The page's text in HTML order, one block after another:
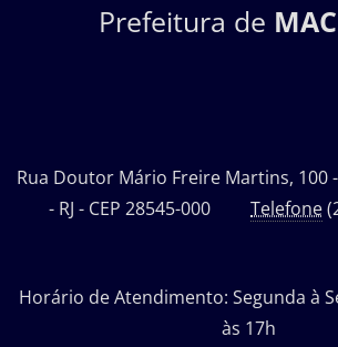
Prefeitura de
Rua Doutor Mário Freire Martins, 100
- RJ - CEP 28545-000 Telefone
Horário de Atendimento: Segunda à
às 17h